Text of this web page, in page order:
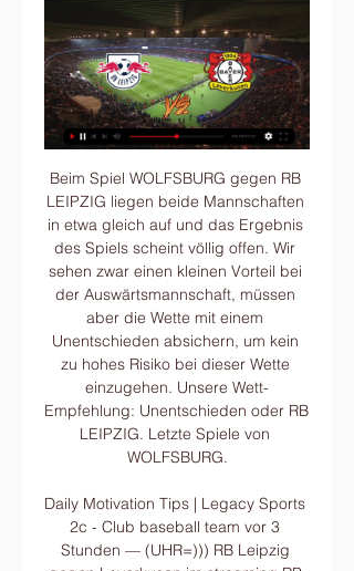
Beim Spiel WOLFSBURG gegen RB LEIPZIG liegen beide Mannschaften in etwa gleich auf und das Ergebnis des Spiels scheint völlig offen. Wir sehen zwar einen kleinen Vorteil bei der Auswärtsmannschaft, müssen aber die Wette mit einem Unentschieden absichern, um kein zu hohes Risiko bei dieser Wette einzugehen. Unsere Wett-Empfehlung: Unentschieden oder RB LEIPZIG. Letzte Spiele von WOLFSBURG.

Daily Motivation Tips | Legacy Sports 2c - Club baseball team vor 3 Stunden — (UHR=))) RB Leipzig gegen Leverkusen im streaming RB Leipzig live im TV schauen 20 Januar 2024 Bundesliga live hören RB Leipzig gegen Bayer ...

Bayer 04 Leverkusen gegen RB Leipzig live im TV & Stream 16.11.2017 — 12. Spieltag in der Bundesliga: Am Sonnabend empfängt Bayer Leverkusen RB Leipzig. Alle Infos zu TV-Termin & Stream.

RB Leipzig vs. Bayer Leverkusen heute live: Bundesliga im vor 2 Stunden — RB Leipzig vs. Bayer Leverkusen: TV, LIVE-STREAM - die Bundesliga bei DAZN. Neben Sky ist DAZN der zweite große Rechteinhaber der Bundesliga. In ...

Definitions of Liste der Gemeinden in der Steiermark, synonyms, antonyms, derivatives of Liste der Gemeinden in der Steiermark, analogical dictionary of Liste der Gemeinden in der Steiermark (German)

Wenn viele etwas gemeinsam tun, dann lässt sich mehr erreichen. Dieser ebenso einfachen wie erfolgreichen Idee folgt "Viele schaffen mehr", die Crowdfunding-Initiative der Volksbank Ruhr Mitte. Auf www.foerderpott.de stellen soziale, karitative und kulturelle Einrichtungen, Initiativen und Vereine aus der Region ihre Projektideen vor. Viele Interessierte unterstützen gemeinsam ihre.

Spiel- und Sport-Vereine Sankt Georgen an der Stiefing - sichten Sie alle Firmen und Unternehmen mit Adresse, Telefonnummer und ★ Bewertungen. Das Stadtbranchenbuch für Sankt Georgen an der Stiefing zeigt Ihnen aktuell ᐅ 100 Einträge.

08. Juli 2020 . International Ausschreibung: Altersklassen-EM 2020 . Die Europameisterschaften der Altersklassen (O35, O40, O45, O50, O55, O60, O65, O70 u. O75) finden vom 27. September – 4. Oktober 2020 in Zadar... 18. Juni 2020 . 2020 European Mens & Womens Championships Alles zum Thema . International "Ein vorher nicht erwarteter Erfolg" 20. Februar 2020. International Silbermedaille für.

Bundesliga heute: Bayer 04 Leverkusen gegen RB Leipzig 19.08.2023 — Bundesliga>. Bundesliga heute: Bayer 04 Leverkusen gegen RB Leipzig LIVE im TV, Live-Ticker & Livestream.

Das Bundesliga Spiel RB Leipzig gegen VfL Wolfsburg wird auf den oben genannten Sendern/Portalen gezeigt. Wir sehen uns als Dienst am Fussball- und Handballfan, der wissen möchte, wann seine Lieblingsmannschaft, in diesem Fall RB Leipzig oder VfL Wolfsburg wo auf welchen Kanälen läuft. Wir zeigen hier Möglichkeiten das Spiel RB Leipzig gegen VfL Wolfsburg im Fernsehen oder Internet zu.

Der Grasshopper Club Zürich ist ein todkranker Klub. Nächste Saison wird er in der Challenge League spielen. Eine neue Mannschaft und der Wiederaufstieg könnte als Aufarbeitung nicht genügen.

Diese Übersicht zeigt, mit welcher Tabellen-Endplatzierung der Verein GAIS eine Spielzeit abgeschlossen hat und in welcher Liga er aktiv war.

Frankfurt/Main - Eintracht Frankfurt geht trotz der Absage der Fußballspiele der 1. und 2. Liga in der Schweiz für den März wegen der Coronavirus-Epidemie von einer Austragung der Rückpartie der Europa League beim FC Basel aus. «Wir spielen in Basel», sagte Jan Strasheim, Sprecher des.

Der FC Aarau erarbeitet sich einen hochverdienten Punkt beim 1:1-Remis gegen den FC Vaduz mit einer aufsässigen und vorwärts orientierten Spielweise. Präsentiert von ProCloud AG. FCA TV. Veröffentlicht am 14. Juli 2020 «Ein Sieg wäre möglich gewesen» Bei den «Stimmen zum Spiel» sprechen Mats Hammerich und Cheftrainer Stephan Keller über das Remis in Vaduz. Club. Veröffentlicht am.

Hallescher FC v Eintracht Braunschweig; Hallescher FC. Hallescher FC Postponed Eintracht Braunschweig 2020-03-17 18:00. Stadium: Erdgas Sportpark Round: 29 . Home Manager: Ismail Atalan Away Manager: Marco Antwerpen Eintracht Braunschweig. Matches Charts Vip Data History.

Fußball live | Bundesliga | RB Leipzig - Bayer Leverkusen Alle Live-Übertragungen · TV · HD-TV · Internet (Livestream) · (Web-)Radio · Smartphone / Tablet · Set-Top-Box / Stick / Konsole · Smart TV.

In der Fußball-Bundesliga kommt es am Samstag (18:30 Uhr) im Rahmen des zwölften Spieltags zum Aufeinandertreffen zwischen RB Leipzig und dem 1. FC Köln. sport.de hat alle Infos zu Live-Ticker.

SC YF Juventus b (Jun.C 1/S) 1 : 13 Trainingsspiele Spielnummer 706555 Wisacher - Platzzuteilung erfolgt vor Ort, Regensdorf 14:00 SC YF. FC Zürich II. Meisterschaft Promotion League Spielnummer 121668 Juchhof 1 - R4, Zürich Sa 22.08.2020 12:00 SC YF Juventus a - SC.

SK Austria Klagenfurt SKN St. Pölten heute am 18.07.2017 im Live Stream: In diesem Artikel möchten wir weitere Streaming-Informationen zum Spiel SK Austria Klagenfurt SKN St. Pölten geben. Neu bei Sky.de: KOMPLETT SPORT !! Tages- Wochen- und Monats-Tickets Tages- …

Wolfsburg vs. FC Bayern München live im TV, Stream und Ticker: Wo läuft die Bundesliga-Übertragung beim Fußball heute am Samstag, 27.6.20? Auf Sky, DAZN, Amazon...

Der Franzose war im Jänner 2017 für kolportierte zehn Millionen Euro von Red Bull Salzburg nach Leipzig gewechselt. Dort ist der 21-Jährige, der neben Bayern München und Paris Saint-Germain.

Transfers: Übersicht aller Zu- und Abgänge des Vereins YF Juventus II der aktuellen Saison. SC YF Juventus Zürich II - Transfers 01/02 | Transfermarkt Um die …

RB Leipzig gegen Bayer Leverkusen in TV, Radio & Stream 22.10.2022 — Gegen den FC Augsburg kämpft RB Leipzig am kommenden Samstag um den nächsten Dreier. RB-Coach Marco Rose bekannte vor dem Spiel, ...

Bayern München trifft im Halbfinale der Champions League am Mittwochabend auf Olympique Lyon. ran.de blickt auf die bisherigen acht Duelle dieser beiden Teams zurück. Einmal folgte auf …

Für das ZDF ist das CL-Finale 2018 die vorerst letzte Live-Übertragung der Champions League. Ab der neuen Spielzeit 2018/19 übertragen nur noch der Pay-TV-Sender Sky und das ebenfalls kostenpflichtige Streaming-Portal DAZN die Champions League Spiele. FC Liverpool vs Real Madrid: Das Finale der Champions League als Live-Stream und im Live-Ticker. Wer das packende Finale in der Champions.

Bayer Leverkusen live im TV schauen Bayer Leverkusen Spielplan: Die nächsten Live-Spiele. RB Leipzig - Bayer Leverkusen Samstag (20.01.), 18:30 Uhr Bundesliga, 18. Spieltag Live-Übertragung:

Wenn Sie unter Windows 10 einen schwarzen Bildschirm sehen, kann das verschiedene Ursachen haben. Häufig findet Ihr Computer nicht den richtigen Monitoranschluss oder Sie haben Windows 10 nicht auf die gepatchte Version aktualisiert. Alle Informationen zum Fehler finden Sie in diesem Praxistipp.

sie befinden sich im Bereich der 2.Mannschaft des Königsborner SV Fussball. Die 2.Mannschaft spielt in der Kreisliga B2. Kreis Unna/Hamm 32 . Folgende Teams sind in der Kreisliga B2: 1. BSV Heeren ll. 2. SG Massen ll. 3. SSV Mühlhausen lll. 4. VfL Kamen ll. 5. SG Holzzwickede ll. 6. FC Overberge ll. 7. TIU Rünthe. 8. SuS Kaiserau lll. 9. SG Bockum- Hövel lV. 10. FC TuRa Bergkamen ll. 11.

Bundesliga live: RB gegen Bayer in TV, Radio und Stream vor 2 Tagen — RB Leipzig gegen Bayer 04 Leverkusen live im TV (Sky Sport Top Event HD) und Free-TV. Die Bundesligapartie wird exklusiv von Sky übertragen.

2020-5-30 · Eintracht Frankfurt vs. Werder Bremen wird am Mittwochabend nicht nur live im TV bei der ARD und Sky gezeigt / übertragen, sondern kommt alternativ auch in …

Das Gastspiel von Tabellenführer Austria Klagenfurt beim SV Horn ist am Freitagabend wegen heftigen Regens und Gewittern beim Pausenstand von 2:2.

Adana Demirspor kadrosu. Tüm kulüp maç planı. Zwischenzeitliche Aufstiege in die 1 Liga führten unter anderem auch dazu, dass Talente wie Fatih Terim, Hasan Sas,Eser Özaltindere etc. für den türkischen Fussball gewonnen wurden. Der Vereinsname taucht öfters im …

RB Leipzig gegen Bayer Leverkusen heute live im TV und 30.01.2021 — Wie für ein 18.30-Uhr-Spiel üblich wird die Partie heute live und über die vollen 90 Minuten vom Pay-TV-Sender Sky aus Unterföhring übertragen.

Der Meister feierte am Sonntag im turbulenten Topspiel der Runde bei Bayer Leverkusen. Bayer rutschte durch die Niederlage auf Rang drei ab und hat im Kampf um die direkte. Glasgow Rangers.

Bigger: «Totgesagte leben länger. Sportlich stehen dem FC Wil nun gleich zwei Duelle gegen direkte Konkurrenten im Abstiegskampf bevor. Am Sonntag reisen die Ostschweizer nach Chiasso, eine Woche später steht ein Auswärtsspiel gegen Le Mont auf dem Programm. Empfohlene Artikel.

RB Leipzig - 1. FC Köln. Konsens bei Kurvensitzung: Capos erklären Disput mit Werner & Co. Von Ullrich Kroemer 25.11.2019, 18:12 Uhr. Spieler loben Nagelsmanns Taktik: Die Gründe für Torrausch und Kreativexplosion. Von Ullrich Kroemer 25.11.2019, 10:11 Uhr. Spieler des RB-Spiels gegen Köln: Nkunku für den Kicker Mann des Spieltags 25.11.2019, 07:38 Uhr. Nach dem 200. Spiel: Rekordmann.

St. Gallen spielt, Thun trifft. Dabei hätte die Verteidigung des Heimteams wissen müssen, dass es eine schlechte Idee ist, Thuns Nummer 9 derartige Freiheiten zu gestatten.

Bayer Leverkusen vs. RB Leipzig: TV, LIVE-STREAM 26.09.2020 — Bundesliga: Bayer Leverkusen vs. RB Leipzig heute live im TV bei Sky sehen. Die Partie Leverkusen vs. Leipzig wird heute vom Pay-TV-Sender Sky ...

Die Statistik der Sommertransfers zeigt die Transferübersicht der 1. Bundesliga in der Saison 20/21. Es wird unter anderem der Marktwert und die Ablösesumme dargestellt.

30.01.2020 – 12:13. Sky Deutschland. Das Bundesliga-Spitzenspiel am Samstagabend: RB Leipzig gegen Borussia Mönchengladbach live und exklusiv bei Sky

[Streamen>] RB Leipzig gegen Leverkusen im stream DAZN vor 5 Stunden — [Streamen>] RB Leipzig gegen Leverkusen im stream DAZN LIVE-STREAM: RB Leipzig vs. Bayer Leverkusen 20 Januar 2024 vor 2 Stunden — [Schaue ...